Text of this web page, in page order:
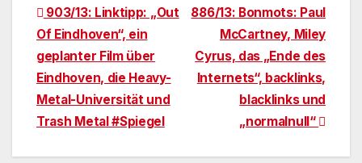
Beitragsnavigation
886/13: Bonmots: Paul
McCartney, Miley
Cyrus, das „Ende des
Internets“, backlinks,
blacklinks und
„normalnull“
903/13: Linktipp: „Out
Of Eindhoven“, ein
geplanter Film über
Eindhoven, die Heavy-
Metal-Universität und
Trash Metal #Spiegel